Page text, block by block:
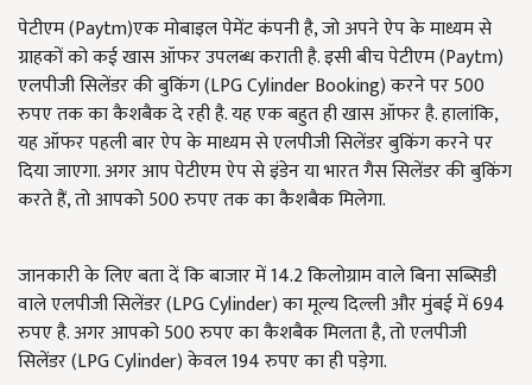
पेटीएम (Paytm)एक मोबाइल पेमेंट कंपनी है, जो अपने ऐप के माध्यम से
ग्राहकों को कई खास ऑफर उपलब्ध कराती है. इसी बीच पेटीएम (Paytm)
एलपीजी सिलेंडर की बुकिंग (LPG Cylinder Booking) करने पर 500
रुपए तक का कैशबैक दे रही है. यह एक बहुत ही खास ऑफर है. हालांकि,
यह ऑफर पहली बार ऐप के माध्यम से एलपीजी सिलेंडर बुकिंग करने पर
दिया जाएगा. अगर आप पेटीएम ऐप से इंडेन या भारत गैस सिलेंडर की बुकिंग
करते हैं, तो आपको 500 रुपए तक का कैशबैक मिलेगा.
जानकारी के लिए बता दें कि बाजार में 14.2 किलोग्राम वाले बिना सब्सिडी
वाले एलपीजी सिलेंडर (LPG Cylinder) का मूल्य दिल्ली और मुंबई में 694
रुपए है. अगर आपको 500 रुपए का कैशबैक मिलता है, तो एलपीजी
सिलेंडर (LPG Cylinder) केवल 194 रुपए का ही पड़ेगा.